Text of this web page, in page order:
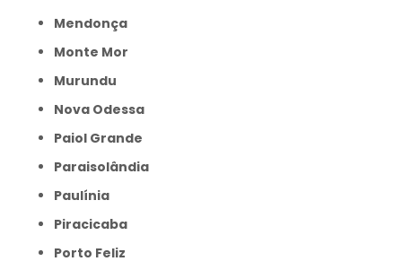
Mendonça
Monte Mor
Murundu
Nova Odessa
Paiol Grande
Paraisolândia
Paulínia
Piracicaba
Porto Feliz